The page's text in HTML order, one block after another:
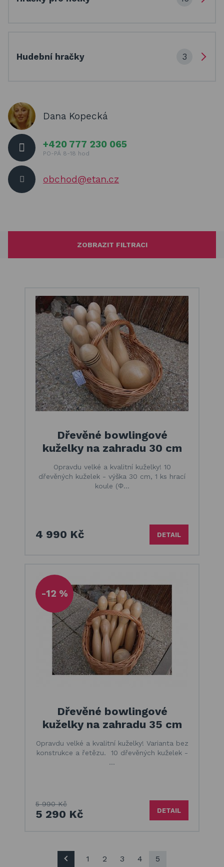
Hudební hračky 3
Dana Kopecká
+420 777 230 065
PO-PÁ 8-18 hod
obchod@etan.cz
ZOBRAZIT FILTRACI
Kč
Seřadit
Doporučujeme Od nejlevnějšíhoOd nejdražšího
Dřevěné bowlingové
kuželky na zahradu 30 cm
Opravdu velké a kvalitní kuželky! 10
dřevěných kuželek - výška 30 cm, 1 ks hrací
koule (Φ…
4 990 Kč DETAIL
-12 %
Dřevěné bowlingové
kuželky na zahradu 35 cm
Opravdu velké a kvalitní kuželky! Varianta bez
konstrukce a řetězu. 10 dřevěných kuželek -
…
5 990 Kč
5 290 Kč DETAIL
1 2 3 4 5